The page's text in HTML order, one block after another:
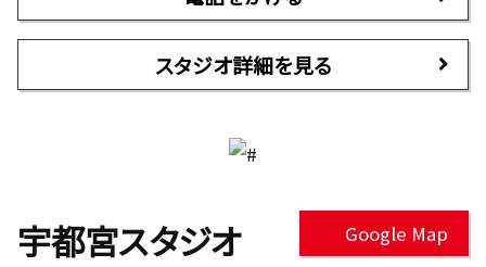
スタジオ詳細を見る
宇都宮スタジオ Google Map